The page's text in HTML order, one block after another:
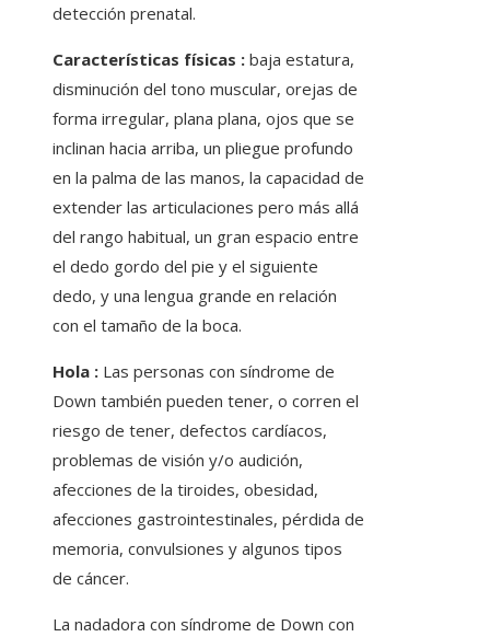
detección prenatal.
Características físicas : baja estatura,
disminución del tono muscular, orejas de
forma irregular, plana plana, ojos que se
inclinan hacia arriba, un pliegue profundo
en la palma de las manos, la capacidad de
extender las articulaciones pero más allá
del rango habitual, un gran espacio entre
el dedo gordo del pie y el siguiente
dedo, y una lengua grande en relación
con el tamaño de la boca.
Hola : Las personas con síndrome de
Down también pueden tener, o corren el
riesgo de tener, defectos cardíacos,
problemas de visión y/o audición,
afecciones de la tiroides, obesidad,
afecciones gastrointestinales, pérdida de
memoria, convulsiones y algunos tipos
de cáncer.
La nadadora con síndrome de Down con